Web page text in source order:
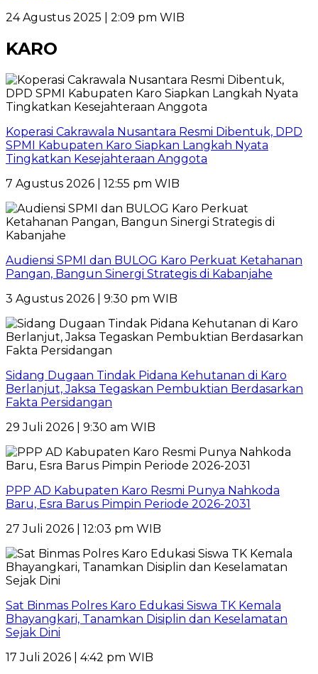
24 Agustus 2025 | 2:09 pm WIB
KARO
Koperasi Cakrawala Nusantara Resmi Dibentuk, DPD
SPMI Kabupaten Karo Siapkan Langkah Nyata
Tingkatkan Kesejahteraan Anggota
7 Agustus 2026 | 12:55 pm WIB
Audiensi SPMI dan BULOG Karo Perkuat Ketahanan
Pangan, Bangun Sinergi Strategis di Kabanjahe
3 Agustus 2026 | 9:30 pm WIB
Sidang Dugaan Tindak Pidana Kehutanan di Karo
Berlanjut, Jaksa Tegaskan Pembuktian Berdasarkan
Fakta Persidangan
29 Juli 2026 | 9:30 am WIB
PPP AD Kabupaten Karo Resmi Punya Nahkoda
Baru, Esra Barus Pimpin Periode 2026-2031
27 Juli 2026 | 12:03 pm WIB
Sat Binmas Polres Karo Edukasi Siswa TK Kemala
Bhayangkari, Tanamkan Disiplin dan Keselamatan
Sejak Dini
17 Juli 2026 | 4:42 pm WIB